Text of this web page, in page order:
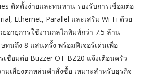
ติดตั้งง่ายและทนทาน รองรับการเชื่อมต่อ
Ethernet, Parallel และเสริม Wi-Fi ด้วย
อายุการใช้งานกลไกพิมพ์กว่า 7.5 ล้าน
ทนถึง 8 แสนครั้ง พร้อมฟีเจอร์เด่นเพื่อ
เชื่อมต่อ Buzzer OT-BZ20 แจ้งเตือนครัว
มเสี่ยงตกหล่นคำสั่งซื้อ เหมาะสำหรับธุรกิจ